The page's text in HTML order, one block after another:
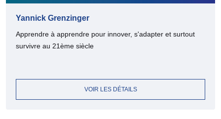
Yannick Grenzinger
Apprendre à apprendre pour innover, s'adapter et surtout
survivre au 21ème siècle
VOIR LES DÉTAILS